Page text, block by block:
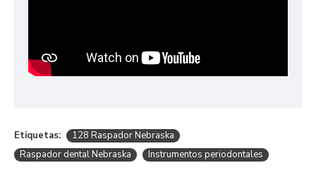
Etiquetas:
128 Raspador Nebraska
Raspador dental Nebraska
Instrumentos periodontales